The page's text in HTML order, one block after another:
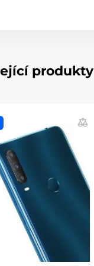
produkty